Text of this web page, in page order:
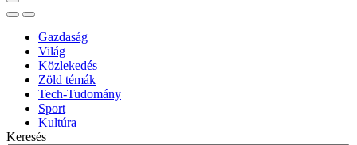
Gazdaság
Világ
Közlekedés
Zöld témák
Tech-Tudomány
Sport
Kultúra
Keresés